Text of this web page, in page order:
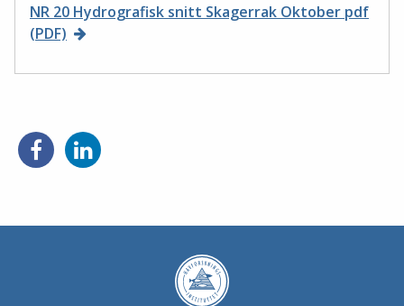
NR 20 Hydrografisk snitt Skagerrak Oktober pdf
(PDF)